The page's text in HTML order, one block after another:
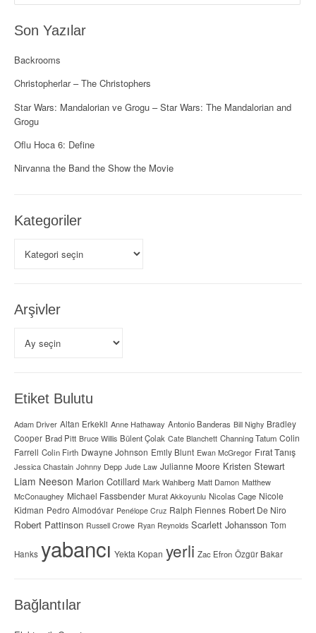
l
a
ş
ı
m
ı
Son Yazılar
Backrooms
Christopherlar – The Christophers
Star Wars: Mandalorian ve Grogu – Star Wars: The Mandalorian and
Grogu
Oflu Hoca 6: Define
Nirvanna the Band the Show the Movie
Kategoriler
Arşivler
Etiket Bulutu
Adam Driver Altan Erkekli Anne Hathaway Antonio Banderas Bill Nighy Bradley
Cooper Brad Pitt Bruce Willis Bülent Çolak Cate Blanchett Channing Tatum Colin
Farrell Colin Firth Dwayne Johnson Emily Blunt Ewan McGregor Fırat Tanış
Jessica Chastain Johnny Depp Jude Law Julianne Moore Kristen Stewart
Liam Neeson Marion Cotillard Mark Wahlberg Matt Damon Matthew
McConaughey Michael Fassbender Murat Akkoyunlu Nicolas Cage Nicole
Kidman Pedro Almodóvar Penélope Cruz Ralph Fiennes Robert De Niro
Robert Pattinson Russell Crowe Ryan Reynolds Scarlett Johansson Tom
Hanks yabancı Yekta Kopan yerli Zac Efron Özgür Bakar
Bağlantılar